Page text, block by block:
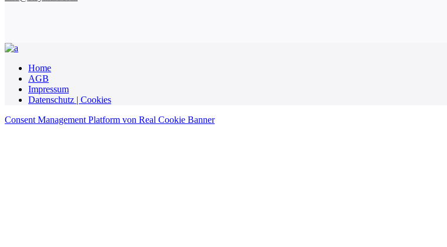
Home
AGB
Impressum
Datenschutz | Cookies
Consent Management Platform von Real Cookie Banner